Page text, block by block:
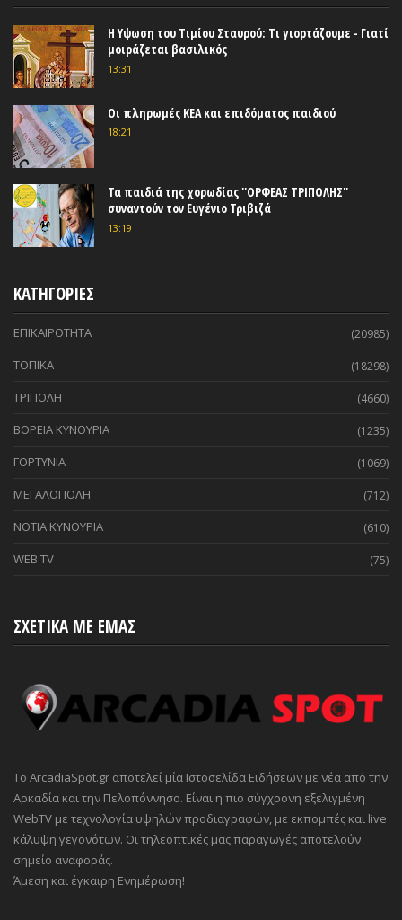
Η Υψωση του Τιμίου Σταυρού: Τι γιορτάζουμε - Γιατί
μοιράζεται βασιλικός
13:31
Οι πληρωμές ΚΕΑ και επιδόματος παιδιού
18:21
Τα παιδιά της χορωδίας ''ΟΡΦΕΑΣ ΤΡΙΠΟΛΗΣ''
συναντούν τον Ευγένιο Τριβιζά
13:19
ΚΑΤΗΓΟΡΙΕΣ
ΕΠΙΚΑΙΡΟΤΗΤΑ (20985)
ΤΟΠΙΚΑ (18298)
ΤΡΙΠΟΛΗ (4660)
ΒΟΡΕΙΑ ΚΥΝΟΥΡΙΑ (1235)
ΓΟΡΤΥΝΙΑ (1069)
ΜΕΓΑΛΟΠΟΛΗ (712)
ΝΟΤΙΑ ΚΥΝΟΥΡΙΑ (610)
WEB TV (75)
ΣΧΕΤΙΚΑ ΜΕ ΕΜΑΣ
Το ArcadiaSpot.gr αποτελεί μία Ιστοσελίδα Ειδήσεων με νέα από την
Αρκαδία και την Πελοπόννησο. Είναι η πιο σύγχρονη εξελιγμένη
WebTV με τεχνολογία υψηλών προδιαγραφών, με εκπομπές και live
κάλυψη γεγονότων. Οι τηλεοπτικές μας παραγωγές αποτελούν
σημείο αναφοράς.
Άμεση και έγκαιρη Ενημέρωση!